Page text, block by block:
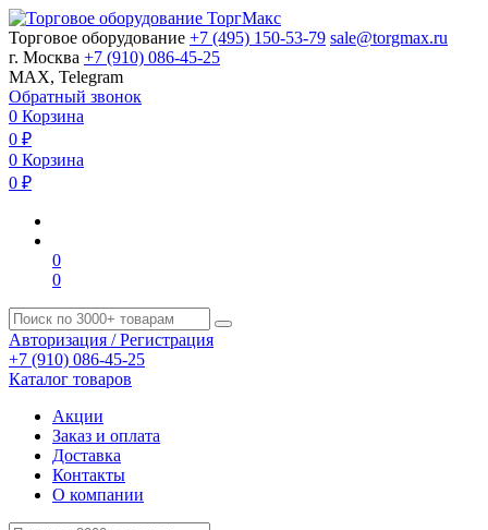
Торговое оборудование +7 (495) 150-53-79 sale@torgmax.ru
г. Москва +7 (910) 086-45-25
MAX, Telegram
Обратный звонок
0 Корзина
0 ₽
0 Корзина
0 ₽
0
0
Авторизация / Регистрация
+7 (910) 086-45-25
Каталог товаров
Акции
Заказ и оплата
Доставка
Контакты
О компании